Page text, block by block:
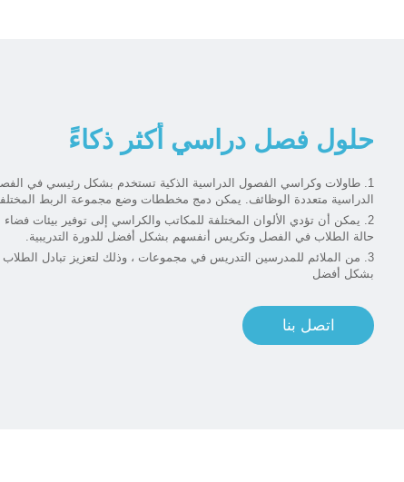
حلول فصل دراسي أكثر ذكاءً
1. طاولات وكراسي الفصول الدراسية الذكية تستخدم بشكل رئيسي في
الدراسية متعددة الوظائف. يمكن دمج مخططات وضع مجموعة الربط
2. يمكن أن تؤدي الألوان المختلفة للمكاتب والكراسي إلى توفير بيئات
حالة الطلاب في الفصل وتكريس أنفسهم بشكل أفضل للدورة التدريبية.
3. من الملائم للمدرسين التدريس في مجموعات ، وذلك لتعزيز تبادل
بشكل أفضل
اتصل بنا